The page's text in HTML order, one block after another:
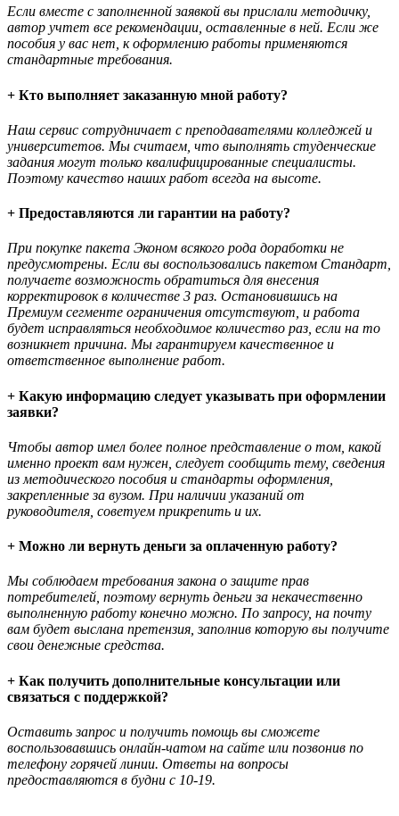
Если вместе с заполненной заявкой вы прислали методичку,
автор учтет все рекомендации, оставленные в ней. Если же
пособия у вас нет, к оформлению работы применяются
стандартные требования.
+ Кто выполняет заказанную мной работу?
Наш сервис сотрудничает с преподавателями колледжей и
университетов. Мы считаем, что выполнять студенческие
задания могут только квалифицированные специалисты.
Поэтому качество наших работ всегда на высоте.
+ Предоставляются ли гарантии на работу?
При покупке пакета Эконом всякого рода доработки не
предусмотрены. Если вы воспользовались пакетом Стандарт,
получаете возможность обратиться для внесения
корректировок в количестве 3 раз. Остановившись на
Премиум сегменте ограничения отсутствуют, и работа
будет исправляться необходимое количество раз, если на то
возникнет причина. Мы гарантируем качественное и
ответственное выполнение работ.
+ Какую информацию следует указывать при оформлении
заявки?
Чтобы автор имел более полное представление о том, какой
именно проект вам нужен, следует сообщить тему, сведения
из методического пособия и стандарты оформления,
закрепленные за вузом. При наличии указаний от
руководителя, советуем прикрепить и их.
+ Можно ли вернуть деньги за оплаченную работу?
Мы соблюдаем требования закона о защите прав
потребителей, поэтому вернуть деньги за некачественно
выполненную работу конечно можно. По запросу, на почту
вам будет выслана претензия, заполнив которую вы получите
свои денежные средства.
+ Как получить дополнительные консультации или
связаться с поддержкой?
Оставить запрос и получить помощь вы сможете
воспользовавшись онлайн-чатом на сайте или позвонив по
телефону горячей линии. Ответы на вопросы
предоставляются в будни с 10-19.